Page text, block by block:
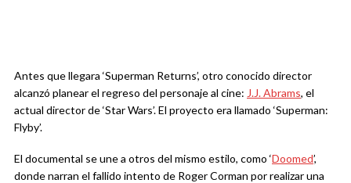
Antes que llegara ‘Superman Returns’, otro conocido director
alcanzó planear el regreso del personaje al cine: J.J. Abrams, el
actual director de ‘Star Wars’. El proyecto era llamado ‘Superman:
Flyby’.
El documental se une a otros del mismo estilo, como ‘Doomed’,
donde narran el fallido intento de Roger Corman por realizar una